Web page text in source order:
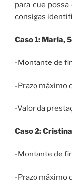
para que
consigas
Caso 1: Maria,
-Montante de
-Prazo máximo
-Valor da
Caso 2:
-Montante de
-Prazo máximo